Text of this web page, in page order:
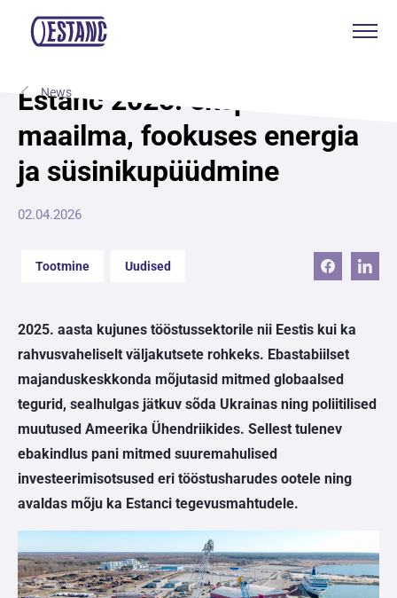
Tootmine & sertifikaadid
Jätkusuutlikkus
Kotkas Aksa
ENG
News
Estanc 2025: eksport üle
maailma, fookuses energia
ja süsinikupüüdmine
02.04.2026
Tootmine Uudised
2025. aasta kujunes tööstussektorile nii Eestis kui ka
rahvusvaheliselt väljakutsete rohkeks. Ebastabiilset
majanduskeskkonda mõjutasid mitmed globaalsed
tegurid, sealhulgas jätkuv sõda Ukrainas ning poliitilised
muutused Ameerika Ühendriikides. Sellest tulenev
ebakindlus pani mitmed suuremahulised
investeerimisotsused eri tööstusharudes ootele ning
avaldas mõju ka Estanci tegevusmahtudele.